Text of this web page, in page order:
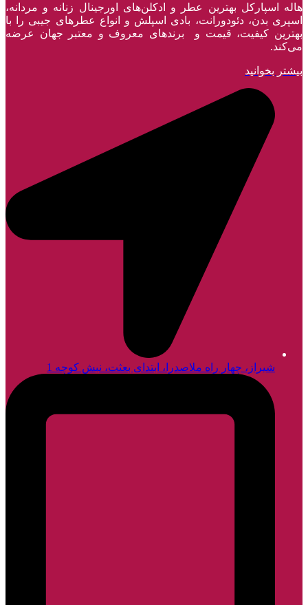
هاله اسپارکل بهترین عطر و ادکلن‌های اورجینال زنانه و مردانه،
اسپری بدن، دئودورانت، بادی اسپلش و انواع عطر‌های جیبی را با
بهترین کیفیت، قیمت و برندهای معروف و معتبر جهان عرضه
می‌کند.
بیشتر بخوانید
شیراز، چهار راه ملاصدرا، ابتدای بعثت، نبش کوچه 1